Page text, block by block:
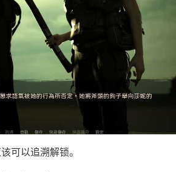
可以追溯解锁。